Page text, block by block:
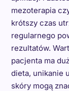
mezoterapia
krótszy czas
regularnego
rezultatów.
pacjenta ma
dieta, unikanie
skóry mogą